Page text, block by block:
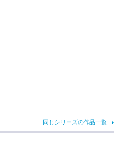
同じシリーズの作品一覧